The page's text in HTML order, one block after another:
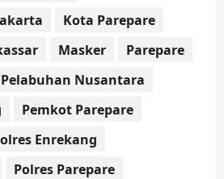
Kota Parepare
Masker
Parepare
Pelabuhan Nusantara
Pemkot Parepare
Enrekang
Polres Parepare